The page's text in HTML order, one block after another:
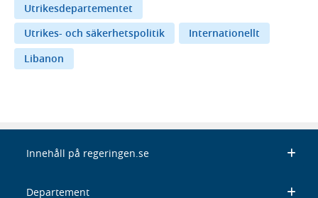
Utrikesdepartementet
Utrikes- och säkerhetspolitik
Internationellt
Libanon
Innehåll på regeringen.se
Departement